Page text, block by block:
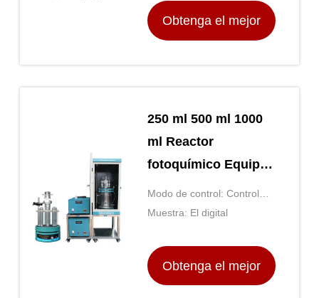
biotecnológica
Obtenga el mejor
250 ml 500 ml 1000
ml Reactor
fotoquímico Equipo
general de
laboratorio
Modo de control: Control
por microordenador
Muestra: El digital
Obtenga el mejor